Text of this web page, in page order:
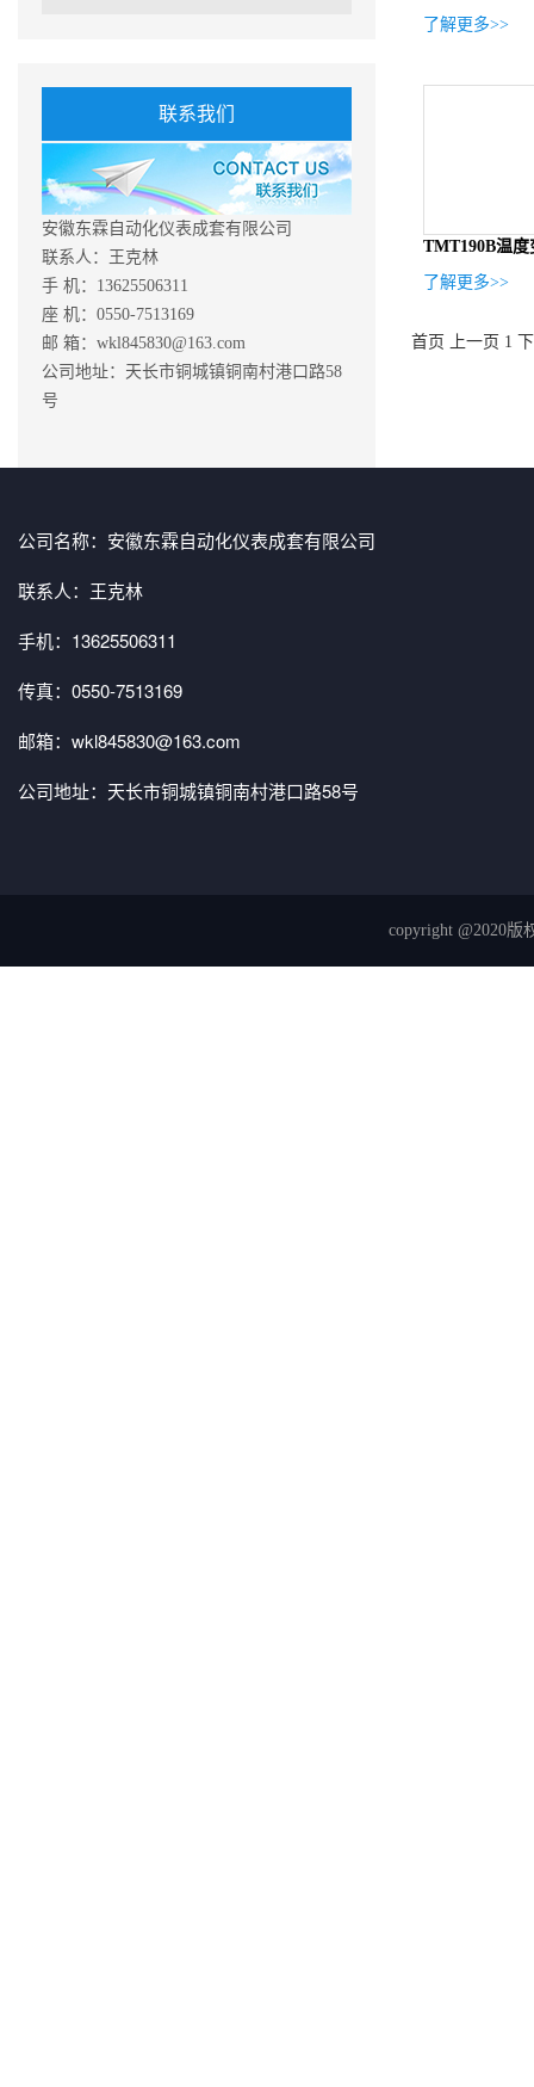
联系我们
安徽东霖自动化仪表成套有限公司
联系人：王克林
手 机：13625506311
座 机：0550-7513169
邮 箱：wkl845830@163.com
公司地址：天长市铜城镇铜南村港口路58
号
了解更多>>
TMT190B温度
了解更多>>
首页 上一页 1
公司名称：安徽东霖自动化仪表成套有限公司
联系人：王克林
手机：13625506311
传真：0550-7513169
邮箱：wkl845830@163.com
公司地址：天长市铜城镇铜南村港口路58号
copyright @2020